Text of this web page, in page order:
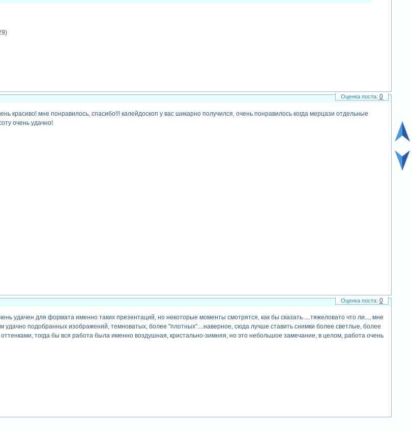
красиво! мне понравилось, спасибо!!! калейдоскоп у вас шикарно получился, очень понравилось когда мерцази отдельные
очень удачно!
0
удачен для формата именно таких презентаций, но некоторые моменты смотрятся, как бы сказать.....тяжеловато что ли..., мне
удачно подобранных изображений, темноватых, более "плотных"....наверное, сюда лучше ставить снимки более светлые, более
тогда бы вся работа была именно воздушная, кристально-зимняя, но это небольшое замечание, в целом, работа очень
0